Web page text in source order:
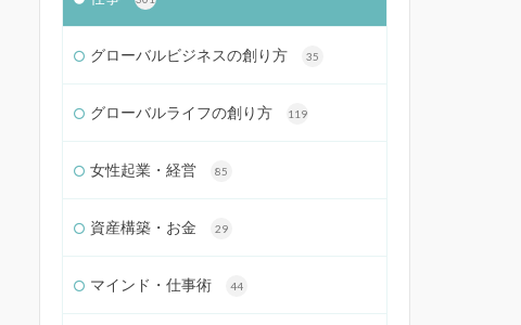
グローバルビジネスの創り方 35
グローバルライフの創り方 119
女性起業・経営 85
資産構築・お金 29
マインド・仕事術 44